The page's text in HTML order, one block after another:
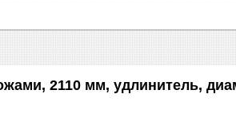
2110 мм, удлинитель,